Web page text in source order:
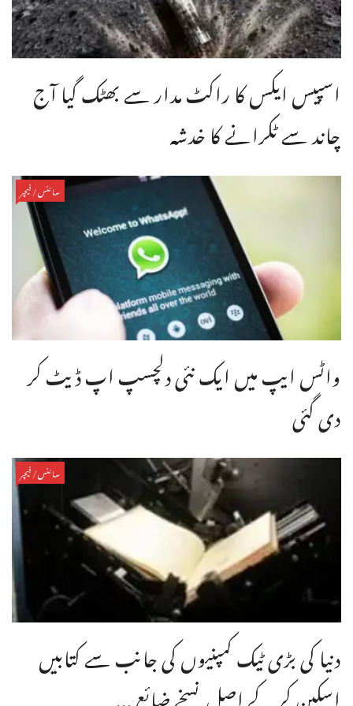
اسپیس ایکس کا راکٹ مدار سے بھٹک گیا آج
چاند سے ٹکرانے کا خدشہ
سائنس/فیچر
واٹس ایپ میں ایک نئی دلچسپ اپ ڈیٹ کر
دی گئی
سائنس/فیچر
دنیا کی بڑی ٹیک کمپنیوں کی جانب سے کتابیں
اسکین کر کے اصل نسخے ضائع ...